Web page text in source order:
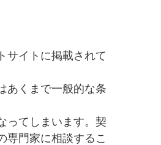
サイトに掲載されて
あくまで一般的な条
ってしまいます。契
専門家に相談するこ